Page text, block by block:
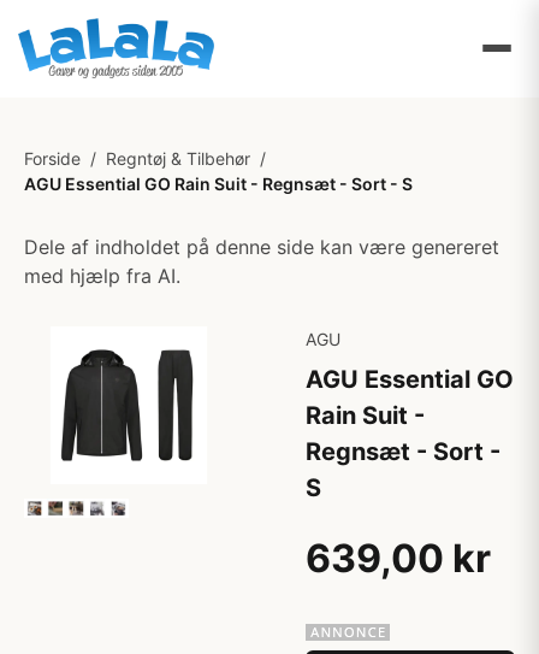
Forside / Regntøj & Tilbehør /
AGU Essential GO Rain Suit - Regnsæt - Sort - S
Dele af indholdet på denne side kan være genereret
med hjælp fra AI.
AGU
AGU Essential GO
Rain Suit -
Regnsæt - Sort -
S
639,00 kr